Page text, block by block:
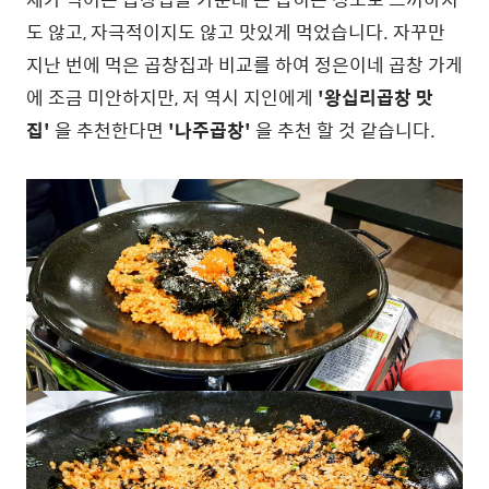
도 않고, 자극적이지도 않고 맛있게 먹었습니다. 자꾸만
지난 번에 먹은 곱창집과 비교를 하여 정은이네 곱창 가게
에 조금 미안하지만, 저 역시 지인에게 '왕십리곱창 맛
집' 을 추천한다면 '나주곱창' 을 추천 할 것 같습니다.